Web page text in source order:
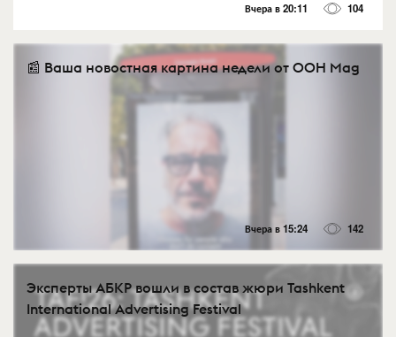
Вчера в 20:11 104
📰 Ваша новостная картина недели от OOH Mag
Вчера в 15:24 142
Эксперты АБКР вошли в состав жюри Tashkent
International Advertising Festival